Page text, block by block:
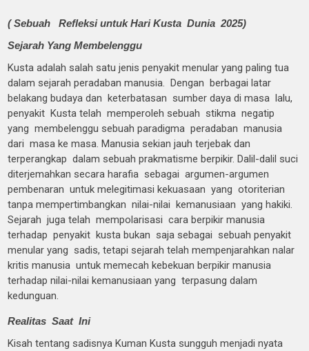
( Sebuah Refleksi untuk Hari Kusta Dunia 2025)
Sejarah Yang Membelenggu
Kusta adalah salah satu jenis penyakit menular yang paling tua
dalam sejarah peradaban manusia. Dengan berbagai latar
belakang budaya dan keterbatasan sumber daya di masa lalu,
penyakit Kusta telah memperoleh sebuah stikma negatip
yang membelenggu sebuah paradigma peradaban manusia
dari masa ke masa. Manusia sekian jauh terjebak dan
terperangkap dalam sebuah prakmatisme berpikir. Dalil-dalil suci
diterjemahkan secara harafia sebagai argumen-argumen
pembenaran untuk melegitimasi kekuasaan yang otoriterian
tanpa mempertimbangkan nilai-nilai kemanusiaan yang hakiki.
Sejarah juga telah mempolarisasi cara berpikir manusia
terhadap penyakit kusta bukan saja sebagai sebuah penyakit
menular yang sadis, tetapi sejarah telah mempenjarahkan nalar
kritis manusia untuk memecah kebekuan berpikir manusia
terhadap nilai-nilai kemanusiaan yang terpasung dalam
kedunguan.
Realitas Saat Ini
Kisah tentang sadisnya Kuman Kusta sungguh menjadi nyata